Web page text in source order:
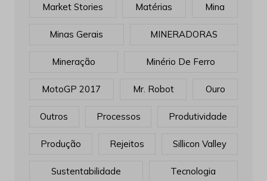
Market Stories Matérias Mina
Minas Gerais MINERADORAS
Mineração Minério De Ferro
MotoGP 2017 Mr. Robot Ouro
Outros Processos Produtividade
Produção Rejeitos Sillicon Valley
Sustentabilidade Tecnologia